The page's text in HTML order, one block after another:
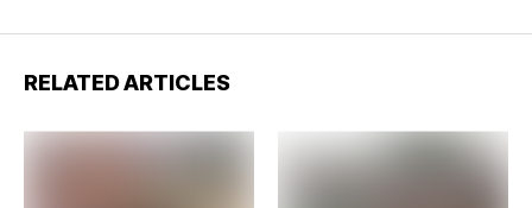
RELATED ARTICLES